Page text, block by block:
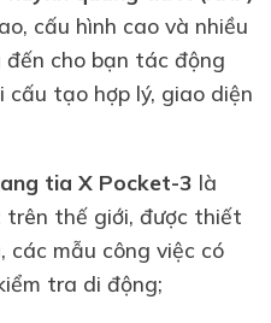
cấu hình cao và nhiều
cho bạn tác động
tạo hợp lý, giao diện
tia X Pocket-3 là
thế giới, được thiết
các mẫu công việc có
tra di động;